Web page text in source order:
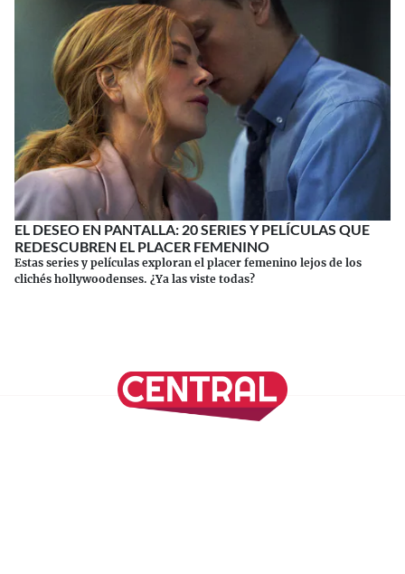
EL DESEO EN PANTALLA: 20 SERIES Y PELÍCULAS QUE
REDESCUBREN EL PLACER FEMENINO
Estas series y películas exploran el placer femenino lejos de los
clichés hollywoodenses. ¿Ya las viste todas?